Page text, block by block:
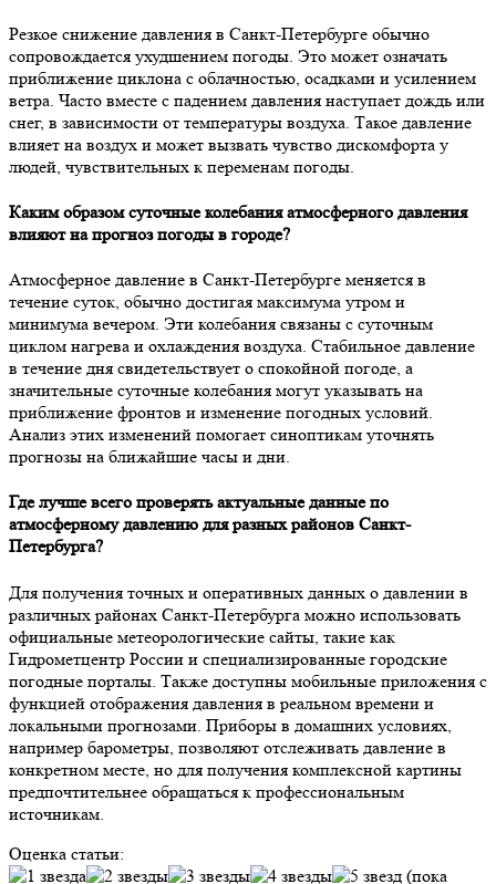
Резкое снижение давления в Санкт-Петербурге обычно
сопровождается ухудшением погоды. Это может означать
приближение циклона с облачностью, осадками и усилением
ветра. Часто вместе с падением давления наступает дождь или
снег, в зависимости от температуры воздуха. Такое давление
влияет на воздух и может вызвать чувство дискомфорта у
людей, чувствительных к переменам погоды.
Каким образом суточные колебания атмосферного давления
влияют на прогноз погоды в городе?
Атмосферное давление в Санкт-Петербурге меняется в
течение суток, обычно достигая максимума утром и
минимума вечером. Эти колебания связаны с суточным
циклом нагрева и охлаждения воздуха. Стабильное давление
в течение дня свидетельствует о спокойной погоде, а
значительные суточные колебания могут указывать на
приближение фронтов и изменение погодных условий.
Анализ этих изменений помогает синоптикам уточнять
прогнозы на ближайшие часы и дни.
Где лучше всего проверять актуальные данные по
атмосферному давлению для разных районов Санкт-
Петербурга?
Для получения точных и оперативных данных о давлении в
различных районах Санкт-Петербурга можно использовать
официальные метеорологические сайты, такие как
Гидрометцентр России и специализированные городские
погодные порталы. Также доступны мобильные приложения с
функцией отображения давления в реальном времени и
локальными прогнозами. Приборы в домашних условиях,
например барометры, позволяют отслеживать давление в
конкретном месте, но для получения комплексной картины
предпочтительнее обращаться к профессиональным
источникам.
Оценка статьи:
(пока